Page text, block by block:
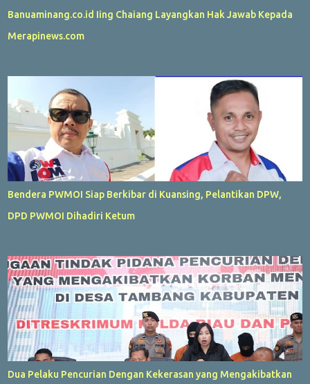
Banuaminang.co.id Iing Chaiang Layangkan Hak Jawab Kepada
Merapinews.com
Bendera PWMOI Siap Berkibar di Kuansing, Pelantikan DPW,
DPD PWMOI Dihadiri Ketum
Dua Pelaku Pencurian Dengan Kekerasan yang Mengakibatkan